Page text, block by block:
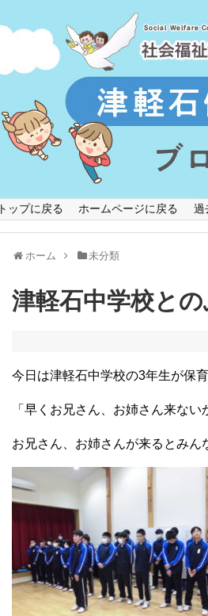
トップに戻る ホームページに戻る 過
ホーム 未分類
津軽石中学校と
今日は津軽石中学校の3年生が保
「早くお兄さん、お姉さん来な
お兄さん、お姉さんが来るとみん